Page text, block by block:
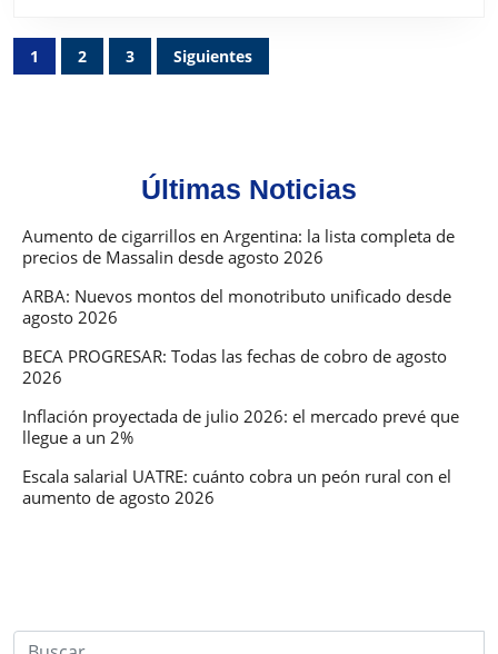
de
pagos
Paginación
de
1 2 3 Siguientes
Últimas Noticias
Aumento de cigarrillos en Argentina: la lista completa de
precios de Massalin desde agosto 2026
ARBA: Nuevos montos del monotributo unificado desde
agosto 2026
BECA PROGRESAR: Todas las fechas de cobro de agosto
2026
Inflación proyectada de julio 2026: el mercado prevé que
llegue a un 2%
Escala salarial UATRE: cuánto cobra un peón rural con el
aumento de agosto 2026